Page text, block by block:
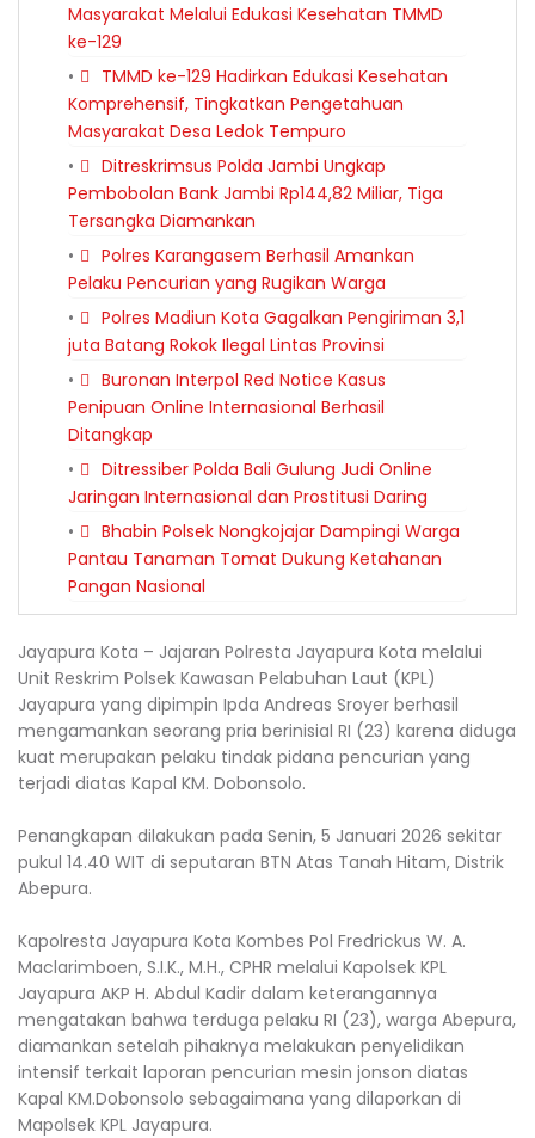
Masyarakat Melalui Edukasi Kesehatan TMMD
ke-129
TMMD ke-129 Hadirkan Edukasi Kesehatan
Komprehensif, Tingkatkan Pengetahuan
Masyarakat Desa Ledok Tempuro
Ditreskrimsus Polda Jambi Ungkap
Pembobolan Bank Jambi Rp144,82 Miliar, Tiga
Tersangka Diamankan
Polres Karangasem Berhasil Amankan
Pelaku Pencurian yang Rugikan Warga
Polres Madiun Kota Gagalkan Pengiriman 3,1
juta Batang Rokok Ilegal Lintas Provinsi
Buronan Interpol Red Notice Kasus
Penipuan Online Internasional Berhasil
Ditangkap
Ditressiber Polda Bali Gulung Judi Online
Jaringan Internasional dan Prostitusi Daring
Bhabin Polsek Nongkojajar Dampingi Warga
Pantau Tanaman Tomat Dukung Ketahanan
Pangan Nasional
Jayapura Kota – Jajaran Polresta Jayapura Kota melalui
Unit Reskrim Polsek Kawasan Pelabuhan Laut (KPL)
Jayapura yang dipimpin Ipda Andreas Sroyer berhasil
mengamankan seorang pria berinisial RI (23) karena diduga
kuat merupakan pelaku tindak pidana pencurian yang
terjadi diatas Kapal KM. Dobonsolo.
‎Penangkapan dilakukan pada Senin, 5 Januari 2026 sekitar
pukul 14.40 WIT di seputaran BTN Atas Tanah Hitam, Distrik
Abepura.
‎Kapolresta Jayapura Kota Kombes Pol Fredrickus W. A.
Maclarimboen, S.I.K., M.H., CPHR melalui Kapolsek KPL
Jayapura AKP H. Abdul Kadir dalam keterangannya
mengatakan bahwa terduga pelaku RI (23), warga Abepura,
diamankan setelah pihaknya melakukan penyelidikan
intensif terkait laporan pencurian mesin jonson diatas
Kapal KM.Dobonsolo sebagaimana yang dilaporkan di
Mapolsek KPL Jayapura.